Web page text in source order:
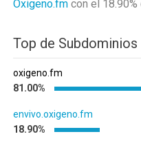
Oxigeno.fm con el 18.90%
Top de Subdominios
oxigeno.fm
81.00%
envivo.oxigeno.fm
18.90%